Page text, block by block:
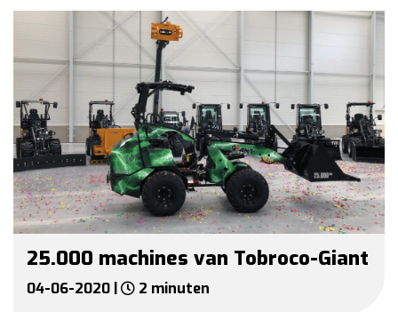
25.000 machines van Tobroco-Giant
04-06-2020 | 2 minuten